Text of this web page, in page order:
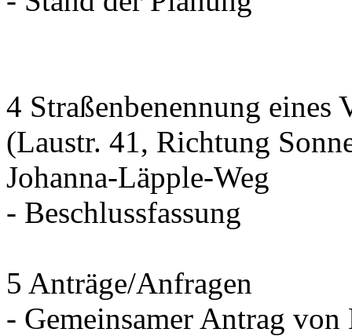
4 Straßenbenennung eines
(Laustr. 41, Richtung
Johanna-Läpple-Weg
- Beschlussfassung
5 Anträge/Anfragen
- Gemeinsamer Antrag